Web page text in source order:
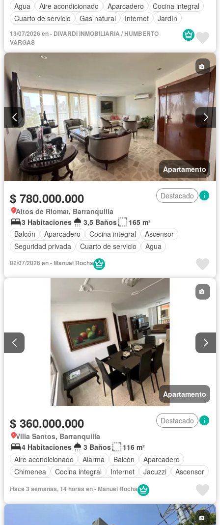
Agua
Aire acondicionado Aparcadero
Cocina integral
Cuarto de servicio
Gas natural Internet
Jardín
Tanque de agua
Wifi
13/07/2026 en - DIVARDI INMOBILIARIA / HUMBERTO
VARGAS
Apartamento
$ 780.000.000
Destacado
Altos de Riomar, Barranquilla
3 Habitaciones
3,5 Baños
165 m²
Balcón
Aparcadero Cocina integral
Ascensor
Seguridad privada
Cuarto de servicio Agua
02/07/2026 en - Manuel Rocha
Apartamento
$ 360.000.000
Destacado
Villa Santos, Barranquilla
4 Habitaciones
3 Baños
116 m²
Aire acondicionado
Alarma Balcón
Aparcadero
Chimenea
Cocina integral Internet Jacuzzi
Ascensor
Sauna
Hace 3 semanas, 14 horas en - Manuel Rocha